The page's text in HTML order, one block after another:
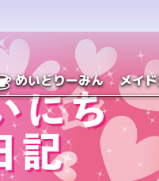
めいどりーみん メイ